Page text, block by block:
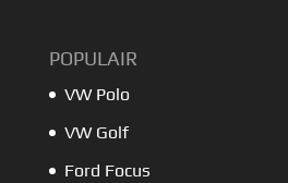
POPULAIR
VW Polo
VW Golf
Ford Focus